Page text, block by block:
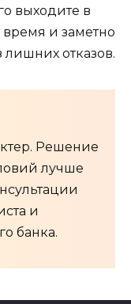
выходите в
и заметно
отказов.
Решение
лучше
и
банка.